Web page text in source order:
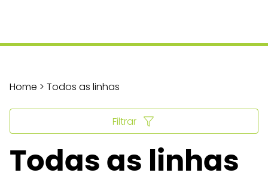
Todas as linhas
Home > Todos as linhas
Filtrar